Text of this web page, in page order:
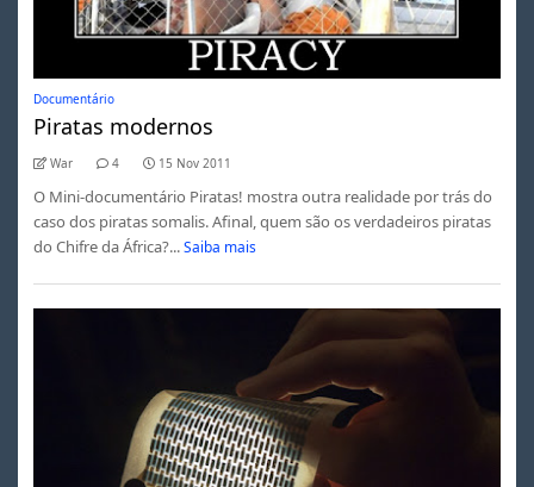
Documentário
Piratas modernos
War 4 15 Nov 2011
O Mini-documentário Piratas! mostra outra realidade por trás do
caso dos piratas somalis. Afinal, quem são os verdadeiros piratas
do Chifre da África?... Saiba mais